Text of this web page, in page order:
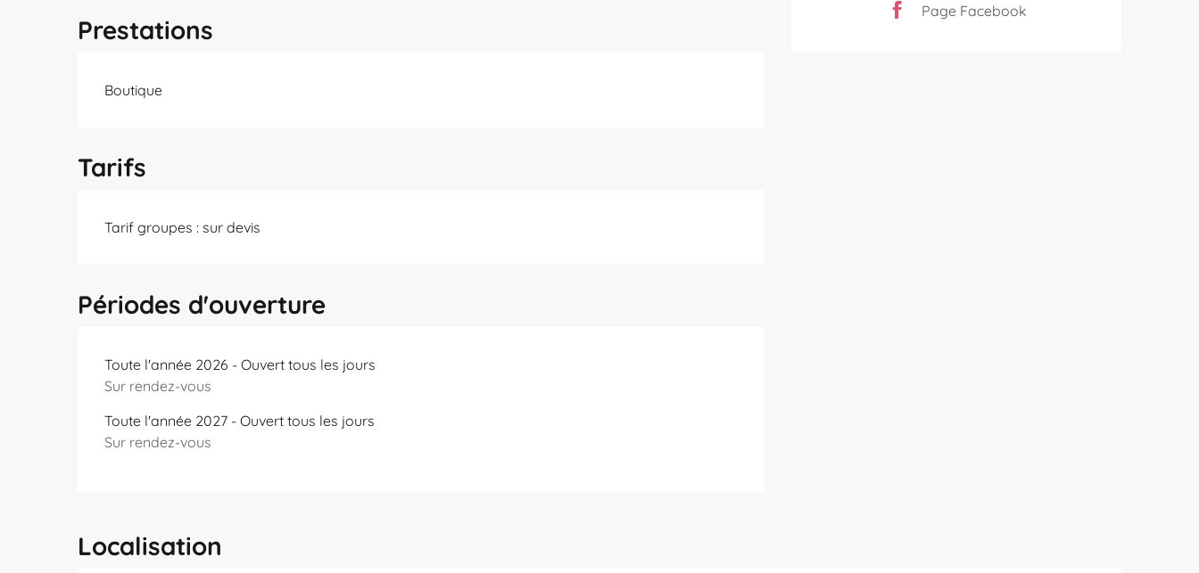
Page Facebook
Prestations
Boutique
Tarifs
Tarif groupes : sur devis
Périodes d'ouverture
Toute l'année 2026 - Ouvert tous les jours
Sur rendez-vous
Toute l'année 2027 - Ouvert tous les jours
Sur rendez-vous
Localisation